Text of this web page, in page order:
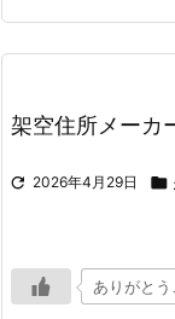
架空住所メーカ
 2026年4月29日 
ありがと